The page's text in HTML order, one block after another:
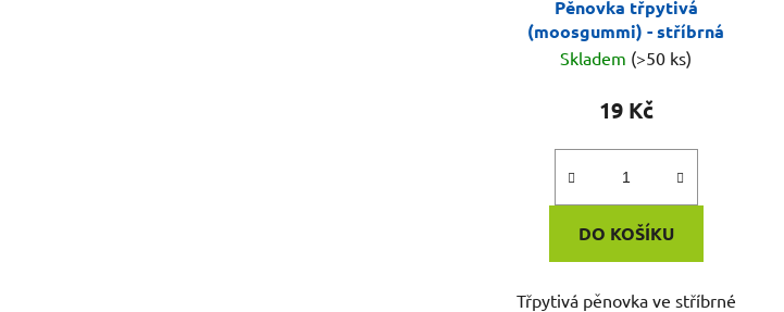
Pěnovka třpytivá
(moosgummi) - stříbrná
Skladem (>50 ks)
19 Kč
DO KOŠÍKU
Třpytivá pěnovka ve stříbrné